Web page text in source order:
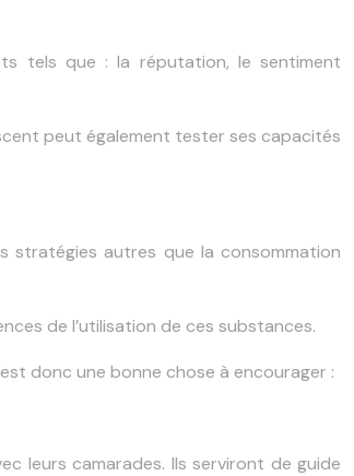
tels que : la réputation, le sentiment
peut également tester ses capacités
stratégies autres que la consommation
de l’utilisation de ces substances.
donc une bonne chose à encourager :
leurs camarades. Ils serviront de guide